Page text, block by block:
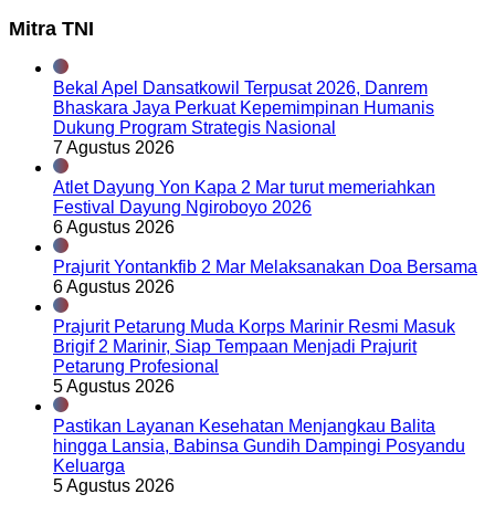
Mitra TNI
Bekal Apel Dansatkowil Terpusat 2026, Danrem
Bhaskara Jaya Perkuat Kepemimpinan Humanis
Dukung Program Strategis Nasional
7 Agustus 2026
Atlet Dayung Yon Kapa 2 Mar turut memeriahkan
Festival Dayung Ngiroboyo 2026
6 Agustus 2026
Prajurit Yontankfib 2 Mar Melaksanakan Doa Bersama
6 Agustus 2026
Prajurit Petarung Muda Korps Marinir Resmi Masuk
Brigif 2 Marinir, Siap Tempaan Menjadi Prajurit
Petarung Profesional
5 Agustus 2026
Pastikan Layanan Kesehatan Menjangkau Balita
hingga Lansia, Babinsa Gundih Dampingi Posyandu
Keluarga
5 Agustus 2026